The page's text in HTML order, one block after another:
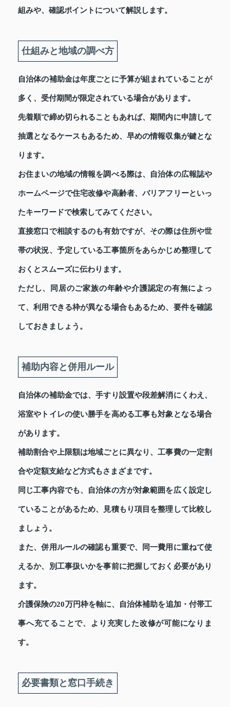
組みや、確認ポイントについて解説します。
仕組みと地域の調べ方
自治体の補助金は年度ごとに予算が組まれていることが
多く、受付期間が限定されている場合があります。
先着順で締め切られることもあれば、期間内に申請して
抽選となるケースもあるため、早めの情報収集が鍵とな
ります。
お住まいの地域の情報を調べる際は、自治体の広報誌や
ホームページで住宅改修や高齢者、バリアフリーといっ
たキーワードで検索してみてください。
直接窓口で相談するのも有効ですが、その際は住所や世
帯の状況、予定している工事箇所をあらかじめ整理して
おくとスムーズに伝わります。
ただし、同居のご家族の年齢や介護認定の有無によっ
て、利用できる枠が異なる場合もあるため、要件を確認
しておきましょう。
補助内容と併用ルール
自治体の補助金では、手すり設置や段差解消にくわえ、
浴室やトイレの使い勝手を高める工事も対象となる場合
があります。
補助割合や上限額は地域ごとに異なり、工事費の一定割
合や定額支給など方式もさまざまです。
同じ工事内容でも、自治体の方が対象範囲を広く設定し
ていることがあるため、見積もり項目を整理して比較し
ましょう。
また、併用ルールの確認も重要で、同一費用に重ねて使
えるか、別工事扱いかを事前に把握しておく必要があり
ます。
介護保険の20万円枠を軸に、自治体補助を追加・付帯工
事へ充てることで、より充実した改修が可能になりま
す。
必要書類と窓口手続き